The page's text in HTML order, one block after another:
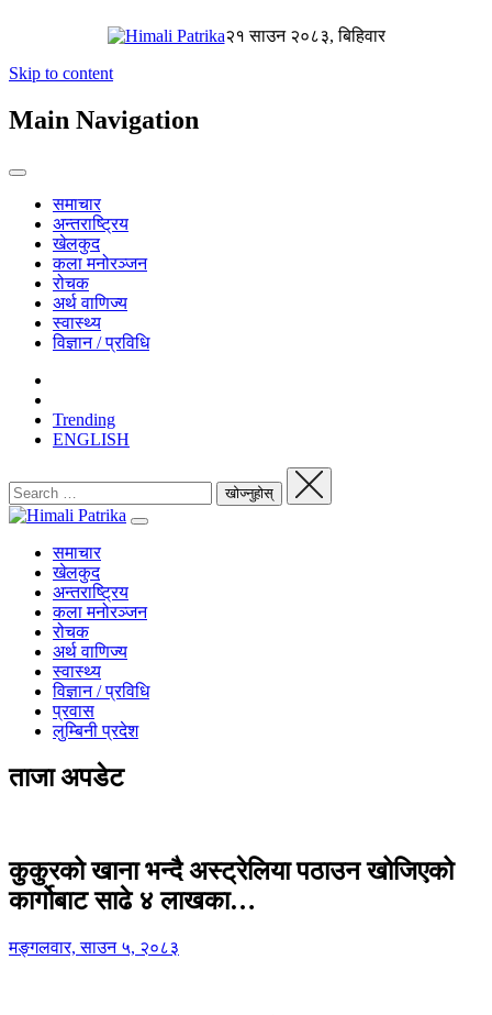
२१ साउन २०८३, बिहिवार
Skip to content
Main Navigation
समाचार
अन्तराष्ट्रिय
खेलकुद
कला मनोरञ्जन
रोचक
अर्थ वाणिज्य
स्वास्थ्य
विज्ञान / प्रविधि
Trending
ENGLISH
समाचार
खेलकुद
अन्तराष्ट्रिय
कला मनोरञ्जन
रोचक
अर्थ वाणिज्य
स्वास्थ्य
विज्ञान / प्रविधि
प्रवास
लुम्बिनी प्रदेश
ताजा अपडेट
कुकुरको खाना भन्दै अस्ट्रेलिया पठाउन खोजिएको
कार्गोबाट साढे ४ लाखका…
मङ्गलवार, साउन ५, २०८३